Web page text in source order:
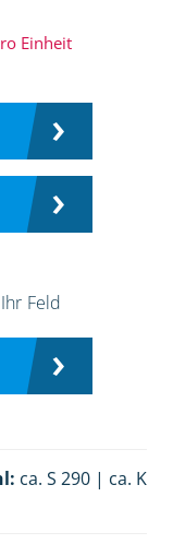
Einheit
Feld
ca. S 290 | ca. K